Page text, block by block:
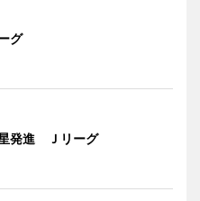
グ
発進 Ｊリーグ